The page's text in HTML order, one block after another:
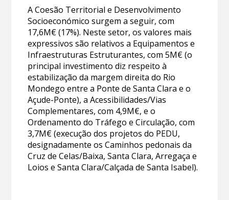
A Coesão Territorial e Desenvolvimento
Socioeconómico surgem a seguir, com
17,6M€ (17%). Neste setor, os valores mais
expressivos são relativos a Equipamentos e
Infraestruturas Estruturantes, com 5M€ (o
principal investimento diz respeito à
estabilização da margem direita do Rio
Mondego entre a Ponte de Santa Clara e o
Açude-Ponte), a Acessibilidades/Vias
Complementares, com 4,9M€, e o
Ordenamento do Tráfego e Circulação, com
3,7M€ (execução dos projetos do PEDU,
designadamente os Caminhos pedonais da
Cruz de Celas/Baixa, Santa Clara, Arregaça e
Loios e Santa Clara/Calçada de Santa Isabel).